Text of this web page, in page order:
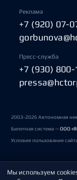
Реклама
+7 (920) 07-
Пресс-служба
+7 (930) 800-
2003-2026 Автономная
Билетная система —ООО
Условия пользования
Политика обработки
Мы используем